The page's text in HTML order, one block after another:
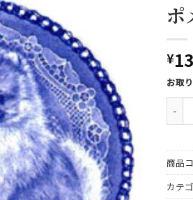
ポ
¥
お取
ポメ
商品
カテ